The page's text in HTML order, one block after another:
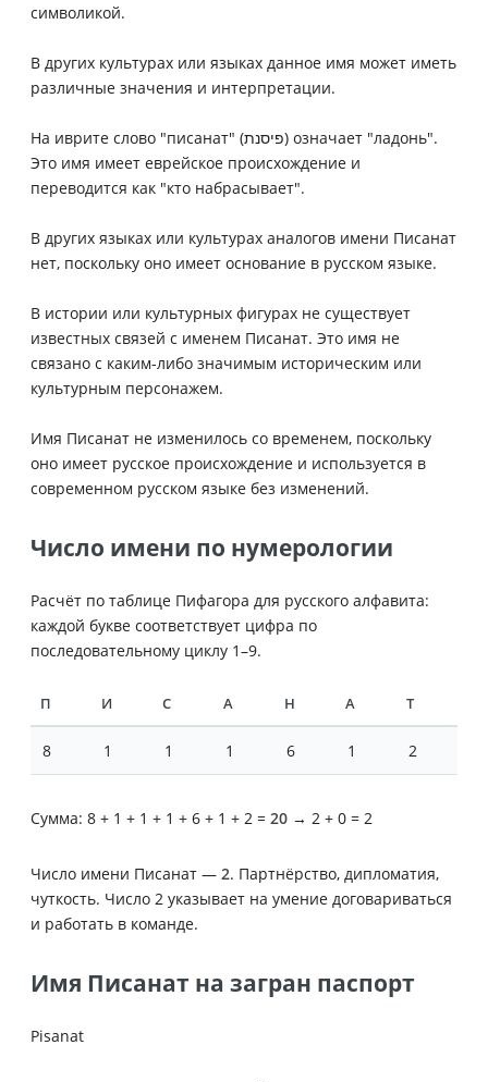
символикой.
В других культурах или языках данное имя может иметь
различные значения и интерпретации.
На иврите слово "писанат" (פיסנת) означает "ладонь".
Это имя имеет еврейское происхождение и
переводится как "кто набрасывает".
В других языках или культурах аналогов имени Писанат
нет, поскольку оно имеет основание в русском языке.
В истории или культурных фигурах не существует
известных связей с именем Писанат. Это имя не
связано с каким-либо значимым историческим или
культурным персонажем.
Имя Писанат не изменилось со временем, поскольку
оно имеет русское происхождение и используется в
современном русском языке без изменений.
Число имени по нумерологии
Расчёт по таблице Пифагора для русского алфавита:
каждой букве соответствует цифра по
последовательному циклу 1–9.
П И С А Н А Т
8 1 1 1 6 1 2
Сумма: 8 + 1 + 1 + 1 + 6 + 1 + 2 = 20 → 2 + 0 = 2
Число имени Писанат — 2. Партнёрство, дипломатия,
чуткость. Число 2 указывает на умение договариваться
и работать в команде.
Имя Писанат на загран паспорт
Pisanat